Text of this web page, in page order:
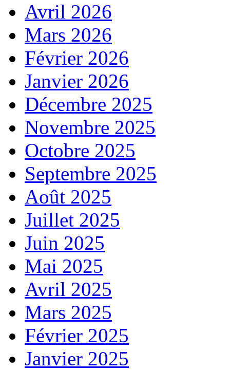
Avril 2026
Mars 2026
Février 2026
Janvier 2026
Décembre 2025
Novembre 2025
Octobre 2025
Septembre 2025
Août 2025
Juillet 2025
Juin 2025
Mai 2025
Avril 2025
Mars 2025
Février 2025
Janvier 2025